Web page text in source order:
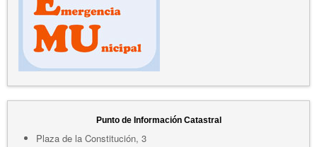
Punto de Información Catastral
Plaza de la Constitución, 3